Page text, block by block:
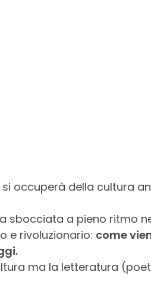
occuperà della cultura
sbocciata a pieno ritmo
e rivoluzionario: come
ma la letteratura